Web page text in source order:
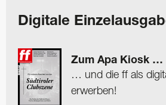
Digitale
Zum Apa Kiosk …
… und die ff als
erwerben!